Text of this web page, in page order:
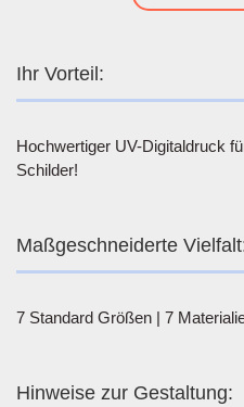
Ihr Vorteil:
Hochwertiger UV-Digitaldruck
Schilder!
Maßgeschneiderte
7 Standard Größen | 7
Hinweise zur Gestaltung: